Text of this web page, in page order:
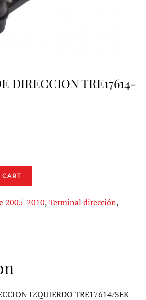
DIRECCION TRE17614-
2005-2010,Terminal dirección,
IZQUIERDO TRE17614/SEK-